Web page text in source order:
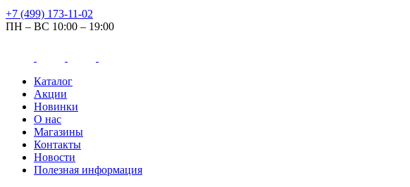
+7 (499) 173-11-02
ПН – ВС 10:00 – 19:00
Каталог
Акции
Новинки
О нас
Магазины
Контакты
Новости
Полезная информация